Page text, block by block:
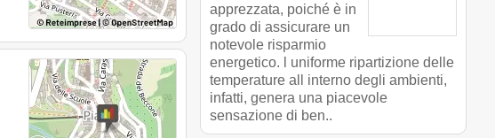
apprezzata, poiché è in
grado di assicurare un
notevole risparmio
energetico. l uniforme ripartizione delle
temperature all interno degli ambienti,
infatti, genera una piacevole
sensazione di ben..